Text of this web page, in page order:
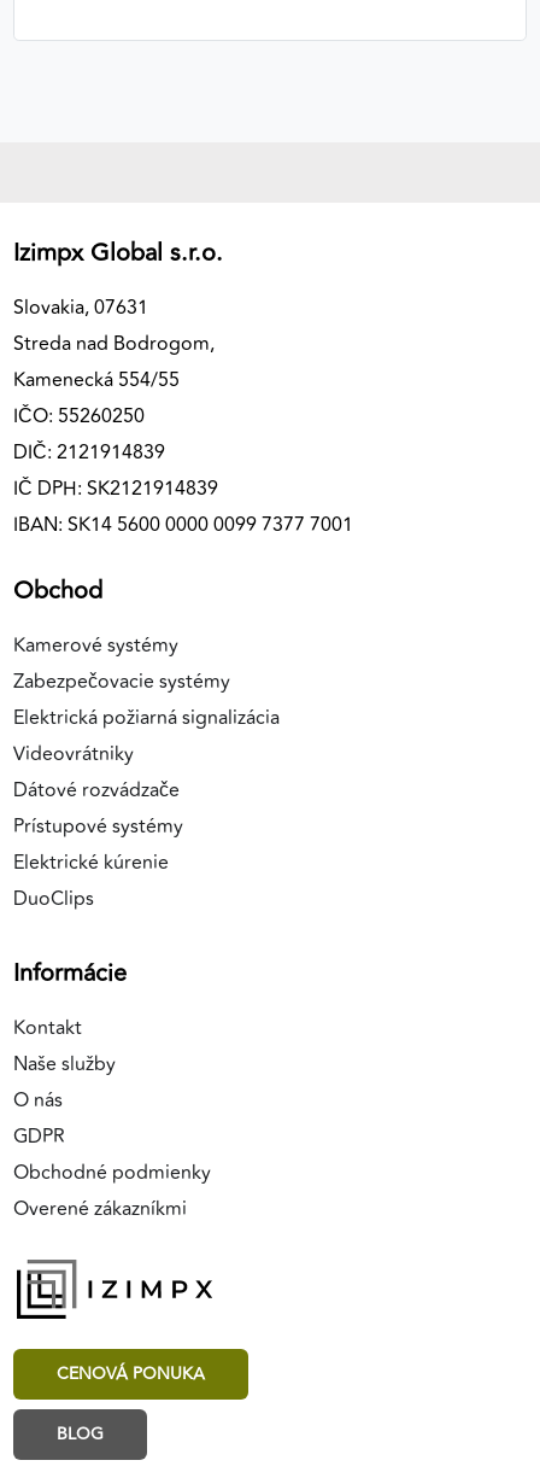
Izimpx Global s.r.o.
Slovakia, 07631
Streda nad Bodrogom,
Kamenecká 554/55
IČO: 55260250
DIČ: 2121914839
IČ DPH: SK2121914839
IBAN: SK14 5600 0000 0099 7377 7001
Obchod
Kamerové systémy
Zabezpečovacie systémy
Elektrická požiarná signalizácia
Videovrátniky
Dátové rozvádzače
Prístupové systémy
Elektrické kúrenie
DuoClips
Informácie
Kontakt
Naše služby
O nás
GDPR
Obchodné podmienky
Overené zákazníkmi
CENOVÁ PONUKA
BLOG